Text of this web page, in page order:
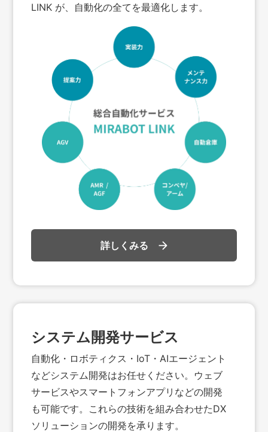
LINK が、自動化の全てを最適化します。
詳しくみる
システム開発サービス
自動化・ロボティクス・IoT・AIエージェント
などシステム開発はお任せください。ウェブ
サービスやスマートフォンアプリなどの開発
も可能です。これらの技術を組み合わせたDX
ソリューションの開発を承ります。